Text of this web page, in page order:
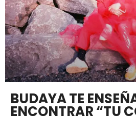
BUDAYA TE
ENCONTRAR “TU